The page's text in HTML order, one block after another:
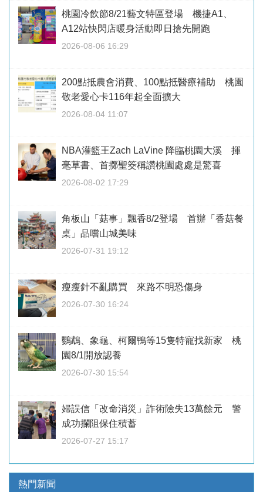
桃園冷飲節8/21藝文特區登場 機捷A1、
A12站快閃店暖身活動即日搶先開跑
2026-08-06 16:29
200點抵農會消費、100點抵醫療補助 桃園
敬老愛心卡116年起全面擴大
2026-08-04 11:07
NBA灌籃王Zach LaVine 降臨桃園大溪 揮
毫草書、首擲聖筊稱讚桃園處處是驚喜
2026-08-02 17:29
角板山「菇事」飄香8/2登場 首辦「香菇餐
桌」品嚐山城美味
2026-07-31 19:12
瘦瘦針不亂購買 來路不明恐傷身
2026-07-30 16:24
鸚鵡、象龜、柯爾鴨等15隻特寵找新家 桃
園8/1開放認養
2026-07-30 15:54
婦誤信「改命消災」詐術險失13萬餘元 警
成功攔阻保住積蓄
2026-07-27 15:17
熱門新聞